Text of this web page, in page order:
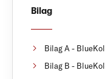
Bilag
Bilag A -
Bilag B -